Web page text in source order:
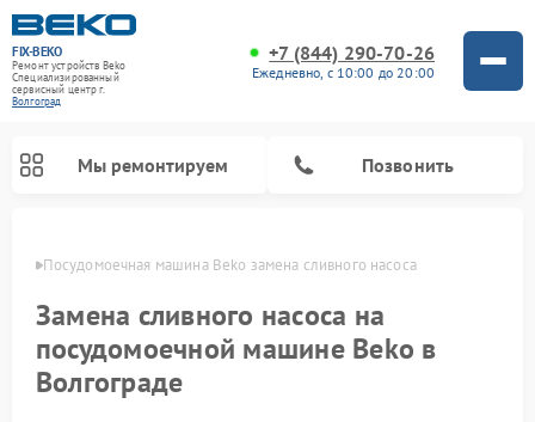
FIX-BEKO
Ремонт устройств Beko
Специализированный
cервисный центр г.
Волгоград
+7 (844) 290-70-26
Ежедневно, с 10:00 до 20:00
Мы ремонтируем Позвонить
Посудомоечная машина Beko замена сливного насоса
Замена сливного насоса на
посудомоечной машине Beko в
Волгограде